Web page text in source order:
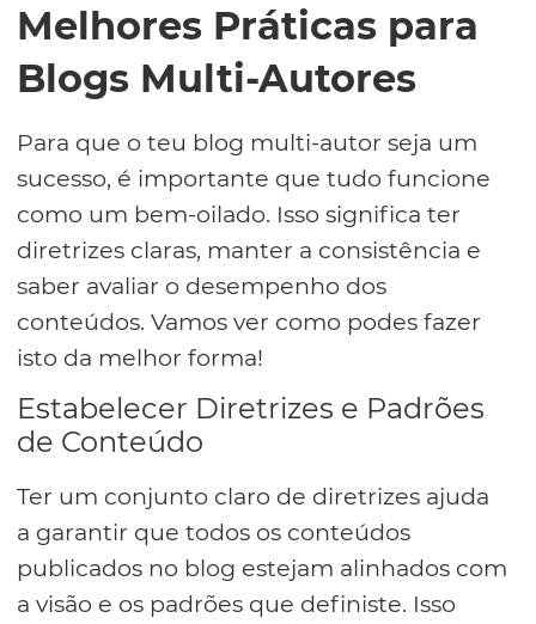
Melhores Práticas para
Blogs Multi-Autores
Para que o teu blog multi-autor seja um
sucesso, é importante que tudo funcione
como um bem-oilado. Isso significa ter
diretrizes claras, manter a consistência e
saber avaliar o desempenho dos
conteúdos. Vamos ver como podes fazer
isto da melhor forma!
Estabelecer Diretrizes e Padrões
de Conteúdo
Ter um conjunto claro de diretrizes ajuda
a garantir que todos os conteúdos
publicados no blog estejam alinhados com
a visão e os padrões que definiste. Isso